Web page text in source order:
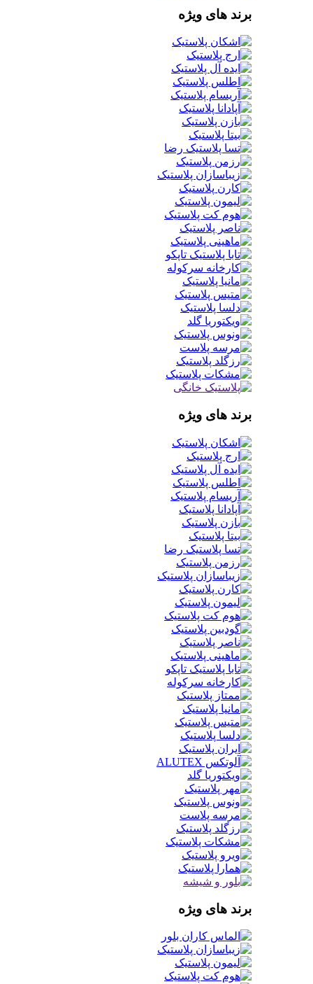
برند های ویژه
برند های ویژه
برند های ویژه